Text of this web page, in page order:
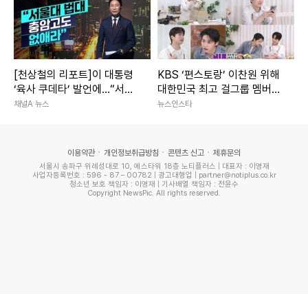
[천상철의 리포트]이 대통령
‘육사 쿠데타’ 발언에…“서울
대 법대·충암고도 없애라”
채널A 뉴스
KBS ‘편스토랑’ 이찬원 위해
대한민국 최고 걸그룹 멤버
출격?! 궁금증 폭발
뉴스인스타
이용약관 개인정보취급방침 콘텐츠 신고 제휴문의
서울시 송파구 위례성대로 10, 에스타워 18층 노티플러스 | 대표자 : 이영재
사업자등록번호 : 596 - 87 – 00782 | 광고대행업 | partner@notiplus.co.kr
청소년 보호 책임자 : 이영재 | 기사배열 책임자 : 전윤수
Copyright NewsPic. All rights reserved.